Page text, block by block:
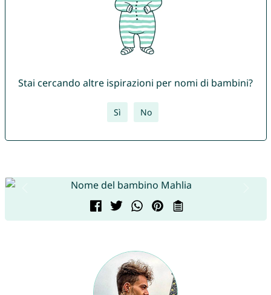
Stai cercando altre ispirazioni per nomi di bambini?
Sì No